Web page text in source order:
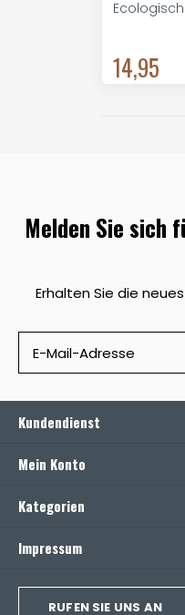
Ecologisch
14,95
Melden Sie sich
Erhalten Sie die
Kundendienst
Mein Konto
Kategorien
Impressum
RUFEN SIE UNS AN